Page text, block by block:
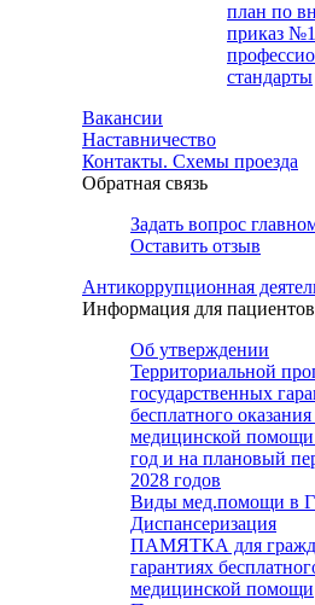
план по
приказ
стандарты
Вакансии
Наставничество
Контакты. Схемы проезда
Обратная связь
Задать вопрос
Оставить отзыв
Антикоррупционная
Информация для пациентов
Об утверждении
Территориальной
государственных
бесплатного
медицинской помощи
год и на плановый
2028 годов
Виды мед.помощи в
Диспансеризация
ПАМЯТКА для
гарантиях
медицинской помощи